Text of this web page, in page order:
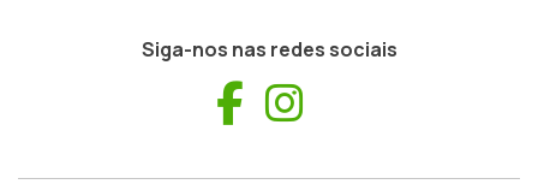
Siga-nos nas redes sociais
Facebook